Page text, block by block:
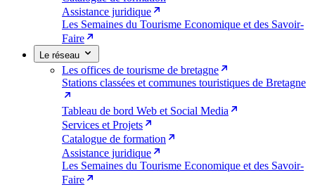
Assistance juridique
Les Semaines du Tourisme Economique et des Savoir-
Faire
Le réseau
Les offices de tourisme de bretagne
Stations classées et communes touristiques de Bretagne
Tableau de bord Web et Social Media
Services et Projets
Catalogue de formation
Assistance juridique
Les Semaines du Tourisme Economique et des Savoir-
Faire